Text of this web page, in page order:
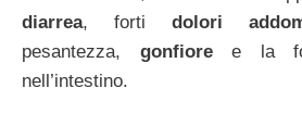
diarrea, forti dolori
pesantezza, gonfioree la
nell’intestino.